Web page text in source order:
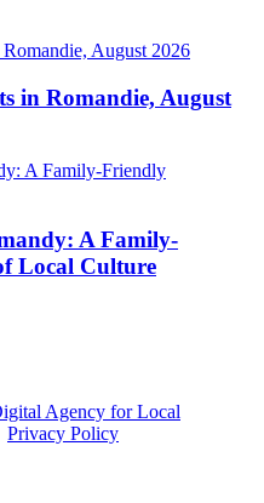
in Romandie, August
A Family-
Local Culture
Agency for Local
Privacy Policy